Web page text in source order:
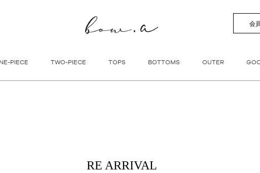
会
PIECE TWO-PIECE TOPS BOTTOMS OUTER
RE ARRIVAL